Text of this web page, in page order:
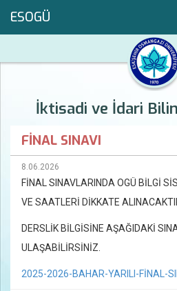
ESOGÜ
İktisadi ve İdari
FİNAL SINAVI
8.06.2026
FİNAL SINAVLARINDA OGÜ BİLGİ
VE SAATLERİ DİKKATE
DERSLİK BİLGİSİNE AŞAĞIDAKİ
ULAŞABİLİRSİNİZ.
2025-2026-BAHAR-YARILI-FİNAL-